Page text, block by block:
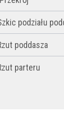
podziału
poddasza
parteru